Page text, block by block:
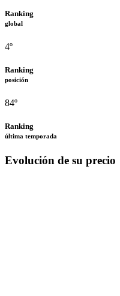
Ranking
global
4º
Ranking
posición
84º
Ranking
última temporada
Evolución de su precio